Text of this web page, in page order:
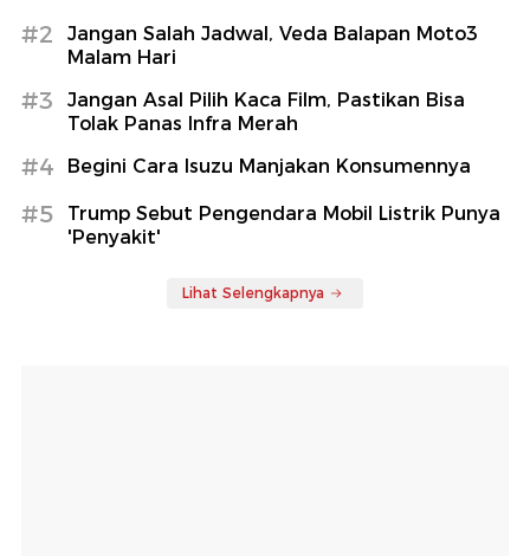
#2
Jangan Salah Jadwal, Veda Balapan Moto3
Malam Hari
#3
Jangan Asal Pilih Kaca Film, Pastikan Bisa
Tolak Panas Infra Merah
#4 Begini Cara Isuzu Manjakan Konsumennya
#5
Trump Sebut Pengendara Mobil Listrik Punya
'Penyakit'
Lihat Selengkapnya